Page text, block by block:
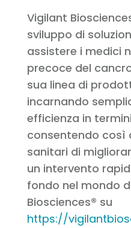
Vigilant
sviluppo di
assistere i medici
precoce del
sua linea di
incarnando
efficienza in
consentendo così
sanitari di
un intervento
fondo nel mondo
Biosciences® su
https://